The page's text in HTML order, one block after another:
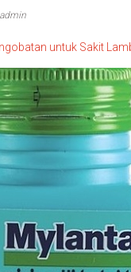
untuk Sakit